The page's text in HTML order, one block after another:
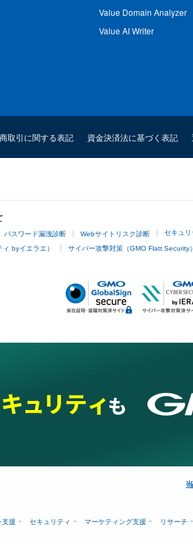
Value Domain Analyzer
Value AI Writer
取引に関する表記 資金決済法に基づく表記
パスワード漏洩診断 Webサイトリスク診断 セキュリ
byイエラエ） サイバー攻撃対策（GMO Flatt Security）
支援 セキュリティ マーケティング支援 リサーチ